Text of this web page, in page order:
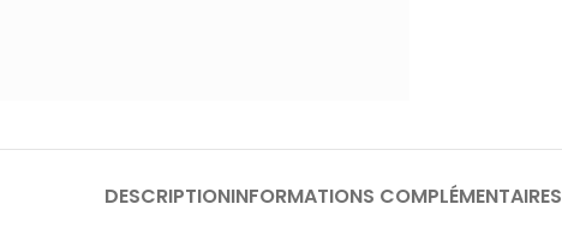
DESCRIPTIONINFORMATIONS COMPLÉMENTAIRES